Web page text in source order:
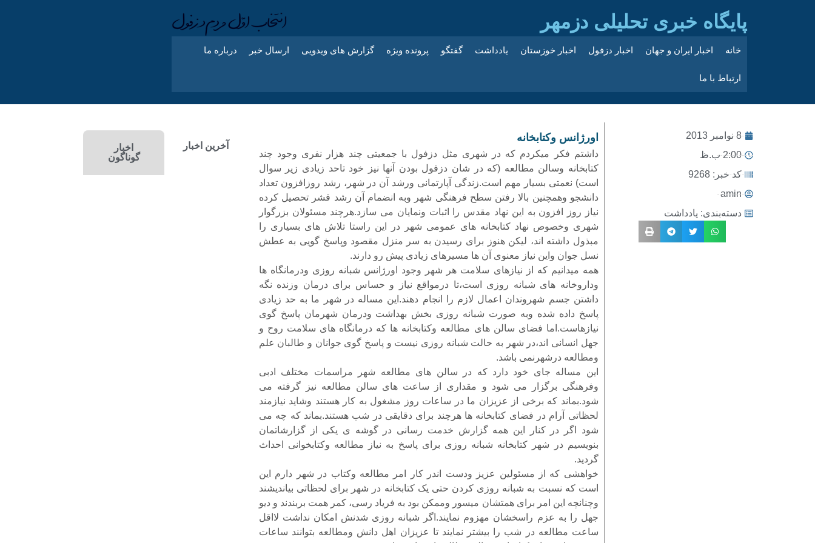
پایگاه خبری تحلیلی دزمهر
خانه اخبار ایران و جهان اخبار دزفول اخبار خوزستان یادداشت گفتگو پرونده ویژه گزارش های ویدویی ارسال خبر درباره ما
ارتباط با ما
8 نوامبر 2013
2:00 ب.ظ
کد خبر: 9268
amin
دسته‌بندی: یادداشت
اورژانس وکتابخانه
داشتم فکر میکردم که در شهری مثل دزفول با جمعیتی چند هزار نفری وجود چند
کتابخانه وسالن مطالعه (که در شان دزفول بودن آنها نیز خود تاحد زیادی زیر سوال
است) نعمتی بسیار مهم است.زندگی آپارتمانی ورشد آن در شهر، رشد روزافزون تعداد
دانشجو وهمچنین بالا رفتن سطح فرهنگی شهر وبه انضمام آن رشد قشر تحصیل کرده
نیاز روز افزون به این نهاد مقدس را اثبات ونمایان می سازد.هرچند مسئولان بزرگوار
شهری وخصوص نهاد کتابخانه های عمومی شهر در این راستا تلاش های بسیاری را
مبذول داشته اند، لیکن هنوز برای رسیدن به سر منزل مقصود وپاسخ گویی به عطش
نسل جوان واین نیاز معنوی آن ها مسیرهای زیادی پیش رو دارند.
همه میدانیم که از نیازهای سلامت هر شهر وجود اورژانس شبانه روزی ودرمانگاه ها
وداروخانه های شبانه روزی است،تا درمواقع نیاز و حساس برای درمان وزنده نگه
داشتن جسم شهروندان اعمال لازم را انجام دهند.این مساله در شهر ما به حد زیادی
پاسخ داده شده وبه صورت شبانه روزی بخش بهداشت ودرمان شهرمان پاسخ گوی
نیازهاست.اما فضای سالن های مطالعه وکتابخانه ها که درمانگاه های سلامت روح و
جهل انسانی اند،در شهر به حالت شبانه روزی نیست و پاسخ گوی جوانان و طالبان علم
ومطالعه درشهرنمی باشد.
این مساله جای خود دارد که در سالن های مطالعه شهر مراسمات مختلف ادبی
وفرهنگی برگزار می شود و مقداری از ساعت های سالن مطالعه نیز گرفته می
شود.بماند که برخی از عزیزان ما در ساعات روز مشغول به کار هستند وشاید نیازمند
لحظاتی آرام در فضای کتابخانه ها هرچند برای دقایقی در شب هستند.بماند که چه می
شود اگر در کنار این همه گزارش خدمت رسانی در گوشه ی یکی از گزارشاتمان
بنویسیم در شهر کتابخانه شبانه روزی برای پاسخ به نیاز مطالعه وکتابخوانی احداث
گردید.
خواهشی که از مسئولین عزیز ودست اندر کار امر مطالعه وکتاب در شهر دارم این
است که نسبت به شبانه روزی کردن حتی یک کتابخانه در شهر برای لحظاتی بیاندیشند
وچنانچه این امر برای همتشان میسور وممکن بود به فریاد رسی، کمر همت بربندند و دیو
جهل را به عزم راسخشان مهزوم نمایند.اگر شبانه روزی شدنش امکان نداشت لااقل
ساعت مطالعه در شب را بیشتر نمایند تا عزیزان اهل دانش ومطالعه بتوانند ساعات
آخرین اخبار
اخبار
گوناگون